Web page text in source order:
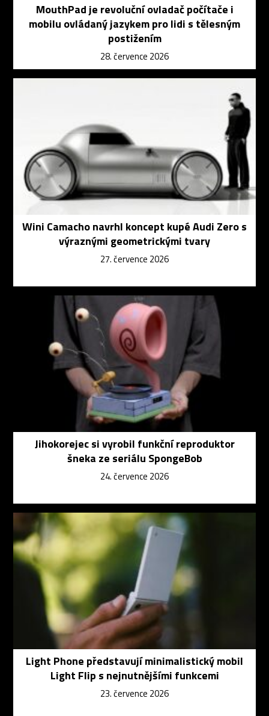
MouthPad je revoluční ovladač počítače i
mobilu ovládaný jazykem pro lidi s tělesným
postižením
28. července 2026
Wini Camacho navrhl koncept kupé Audi Zero s
výraznými geometrickými tvary
27. července 2026
Jihokorejec si vyrobil funkční reproduktor
šneka ze seriálu SpongeBob
24. července 2026
Light Phone představují minimalistický mobil
Light Flip s nejnutnějšími funkcemi
23. července 2026